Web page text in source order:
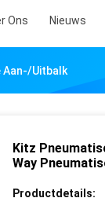
Ons Nieuws
Aan-/uitbalk
Kitz
Way
Productdetails: